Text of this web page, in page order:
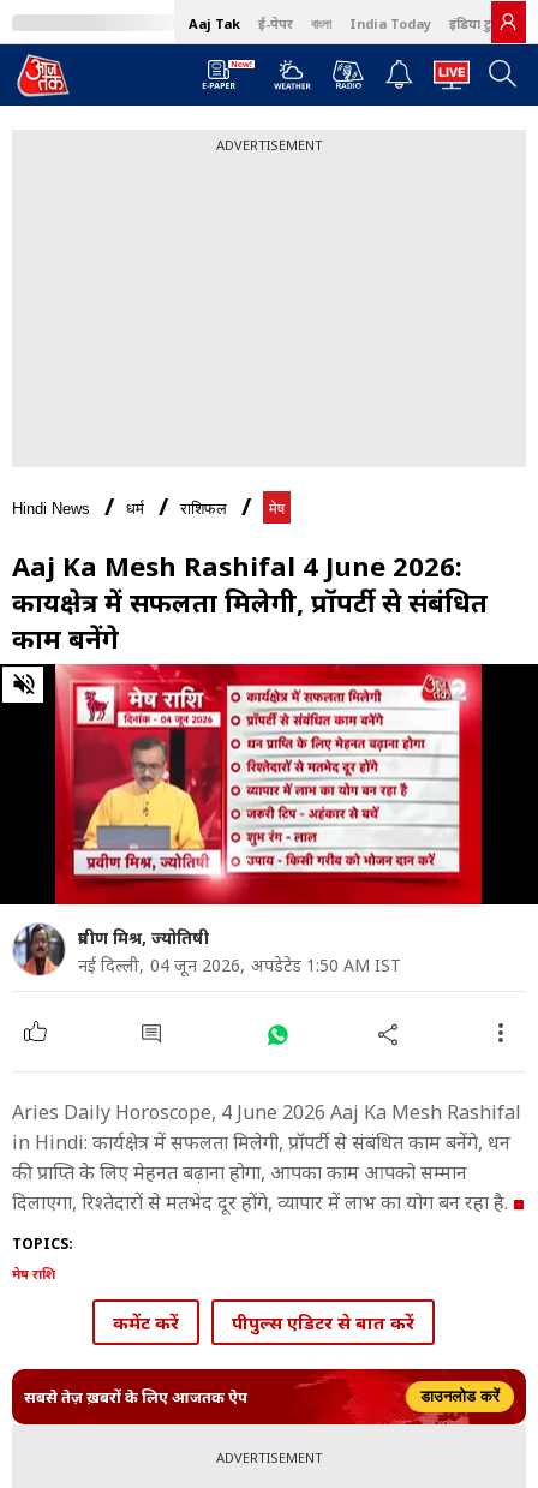
Aaj Tak ई-पेपर বাংলা India Today इंडिया टुडे हिंदी
ADVERTISEMENT
Hindi News धर्म राशिफल मेष
Aaj Ka Mesh Rashifal 4 June 2026:
कार्यक्षेत्र में सफलता मिलेगी, प्रॉपर्टी से संबंधित
काम बनेंगे
0
of
minute,
seconds
प्रवीण मिश्र, ज्योतिषी
नई दिल्ली, 04 जून 2026, अपडेटेड 1:50 AM IST
Aries Daily Horoscope, 4 June 2026 Aaj Ka Mesh Rashifal
in Hindi: कार्यक्षेत्र में सफलता मिलेगी, प्रॉपर्टी से संबंधित काम बनेंगे, धन
की प्राप्ति के लिए मेहनत बढ़ाना होगा, आपका काम आपको सम्मान
दिलाएगा, रिश्तेदारों से मतभेद दूर होंगे, व्यापार में लाभ का योग बन रहा है.
TOPICS:
मेष राशि
कमेंट करें पीपुल्स एडिटर से बात करें
सबसे तेज़ ख़बरों के लिए आजतक ऐप डाउनलोड करें
ADVERTISEMENT